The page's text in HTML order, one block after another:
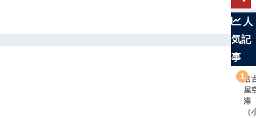
人
気記
事
1名
屋
港
（